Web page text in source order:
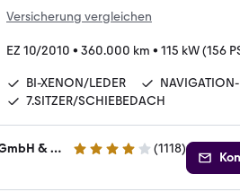
Versicherung vergleichen
EZ 10/2010 • 360.000 km • 115 kW (156
BI-XENON/LEDER
7.SITZER/SCHIEBEDACH
AUTOHAUS EXCELLENCE CARS GmbH & Co. KG 4.2 Sterne (1118)